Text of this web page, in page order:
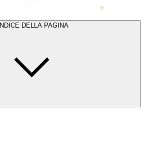
INDICE DELLA PAGINA